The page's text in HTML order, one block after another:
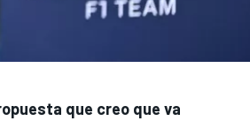
que creo que va